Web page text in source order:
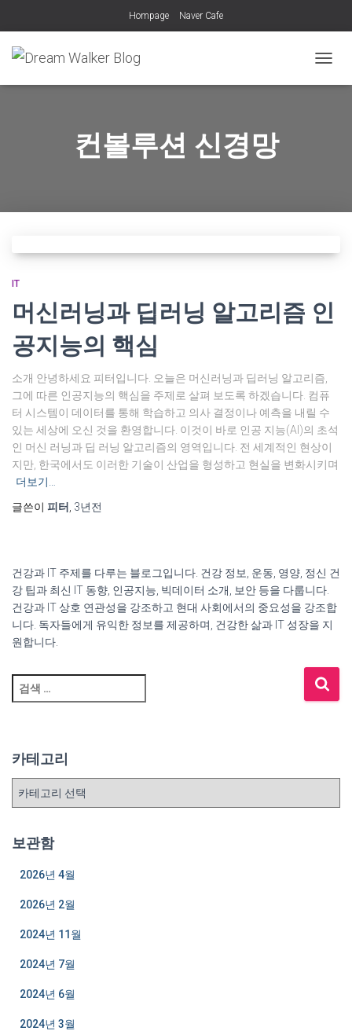
Hompage Naver Cafe
비
컨볼루션 신경망
IT
머신러닝과 딥러닝 알고리즘 인
공지능의 핵심
소개 안녕하세요 피터입니다. 오늘은 머신러닝과 딥러닝 알고리즘,
그에 따른 인공지능의 핵심을 주제로 살펴 보도록 하겠습니다. 컴퓨
터 시스템이 데이터를 통해 학습하고 의사 결정이나 예측을 내릴 수
있는 세상에 오신 것을 환영합니다. 이것이 바로 인공 지능(AI)의 초석
인 머신 러닝과 딥 러닝 알고리즘의 영역입니다. 전 세계적인 현상이
지만, 한국에서도 이러한 기술이 산업을 형성하고 현실을 변화시키며
더보기…
글쓴이 피터 3년전
건강과 IT 주제를 다루는 블로그입니다. 건강 정보, 운동, 영양, 정신 건
강 팁과 최신 IT 동향, 인공지능, 빅데이터 소개, 보안 등을 다룹니다.
건강과 IT 상호 연관성을 강조하고 현대 사회에서의 중요성을 강조합
니다. 독자들에게 유익한 정보를 제공하며, 건강한 삶과 IT 성장을 지
원합니다.
검
색
카테고리
리
보관함
2026년 4월
2026년 2월
2024년 11월
2024년 7월
2024년 6월
2024년 3월